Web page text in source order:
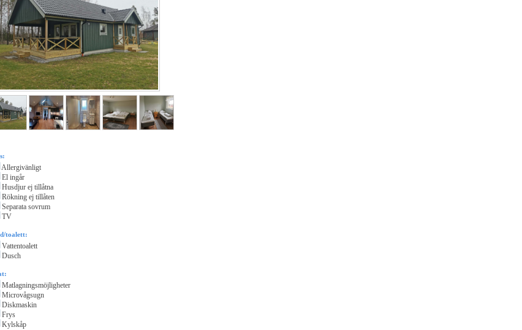
Allergivänligt
El ingår
Husdjur ej tillåtna
Rökning ej tillåten
Separata sovrum
TV
toalett:
Vattentoalett
Dusch
Matlagningsmöjligheter
Microvågsugn
Diskmaskin
Frys
Kylskåp